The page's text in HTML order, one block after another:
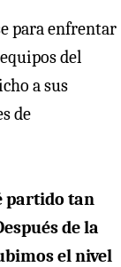
para enfrentar
del
a sus
de
partido tan
de la
el nivel